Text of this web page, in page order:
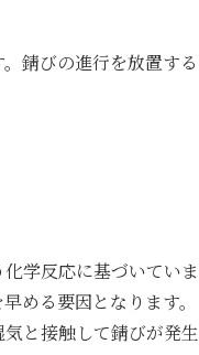
錆びの進行を放置する
学反応に基づいていま
める要因となります。
と接触して錆びが発生